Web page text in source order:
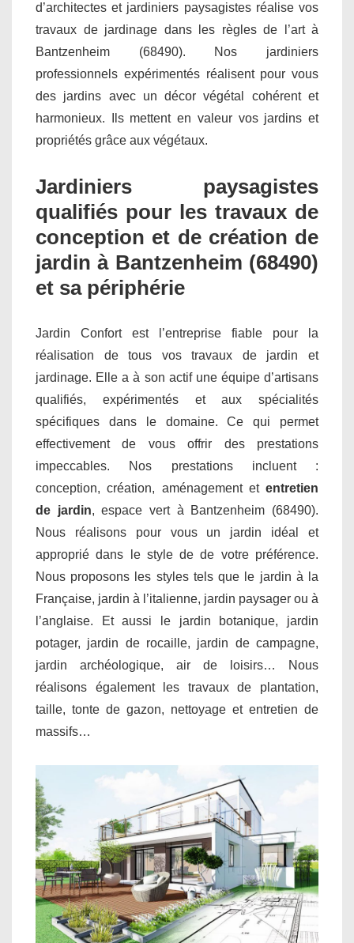
d’architectes et jardiniers paysagistes réalise vos
travaux de jardinage dans les règles de l’art à
Bantzenheim (68490). Nos jardiniers
professionnels expérimentés réalisent pour vous
des jardins avec un décor végétal cohérent et
harmonieux. Ils mettent en valeur vos jardins et
propriétés grâce aux végétaux.
Jardiniers paysagistes
qualifiés pour les travaux de
conception et de création de
jardin à Bantzenheim (68490)
et sa périphérie
Jardin Confort est l’entreprise fiable pour la
réalisation de tous vos travaux de jardin et
jardinage. Elle a à son actif une équipe d’artisans
qualifiés, expérimentés et aux spécialités
spécifiques dans le domaine. Ce qui permet
effectivement de vous offrir des prestations
impeccables. Nos prestations incluent :
conception, création, aménagement et entretien
de jardin, espace vert à Bantzenheim (68490).
Nous réalisons pour vous un jardin idéal et
approprié dans le style de de votre préférence.
Nous proposons les styles tels que le jardin à la
Française, jardin à l’italienne, jardin paysager ou à
l’anglaise. Et aussi le jardin botanique, jardin
potager, jardin de rocaille, jardin de campagne,
jardin archéologique, air de loisirs… Nous
réalisons également les travaux de plantation,
taille, tonte de gazon, nettoyage et entretien de
massifs…